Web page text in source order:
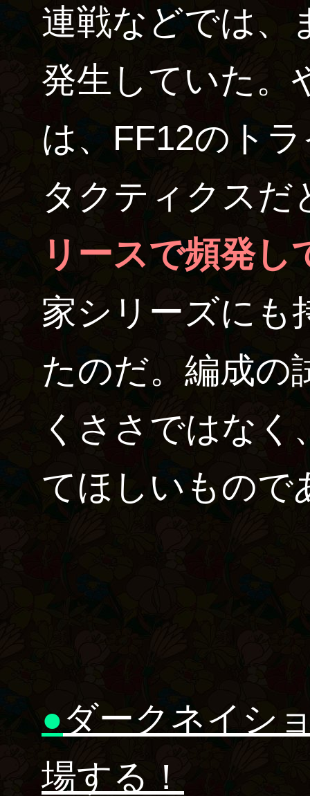
連戦などでは、
発生していた。
は、FF12のト
タクティクスだ
リースで頻発し
家シリーズにも
たのだ。編成の
くささではな
てほしいもので
●ダークネイシ
場する！